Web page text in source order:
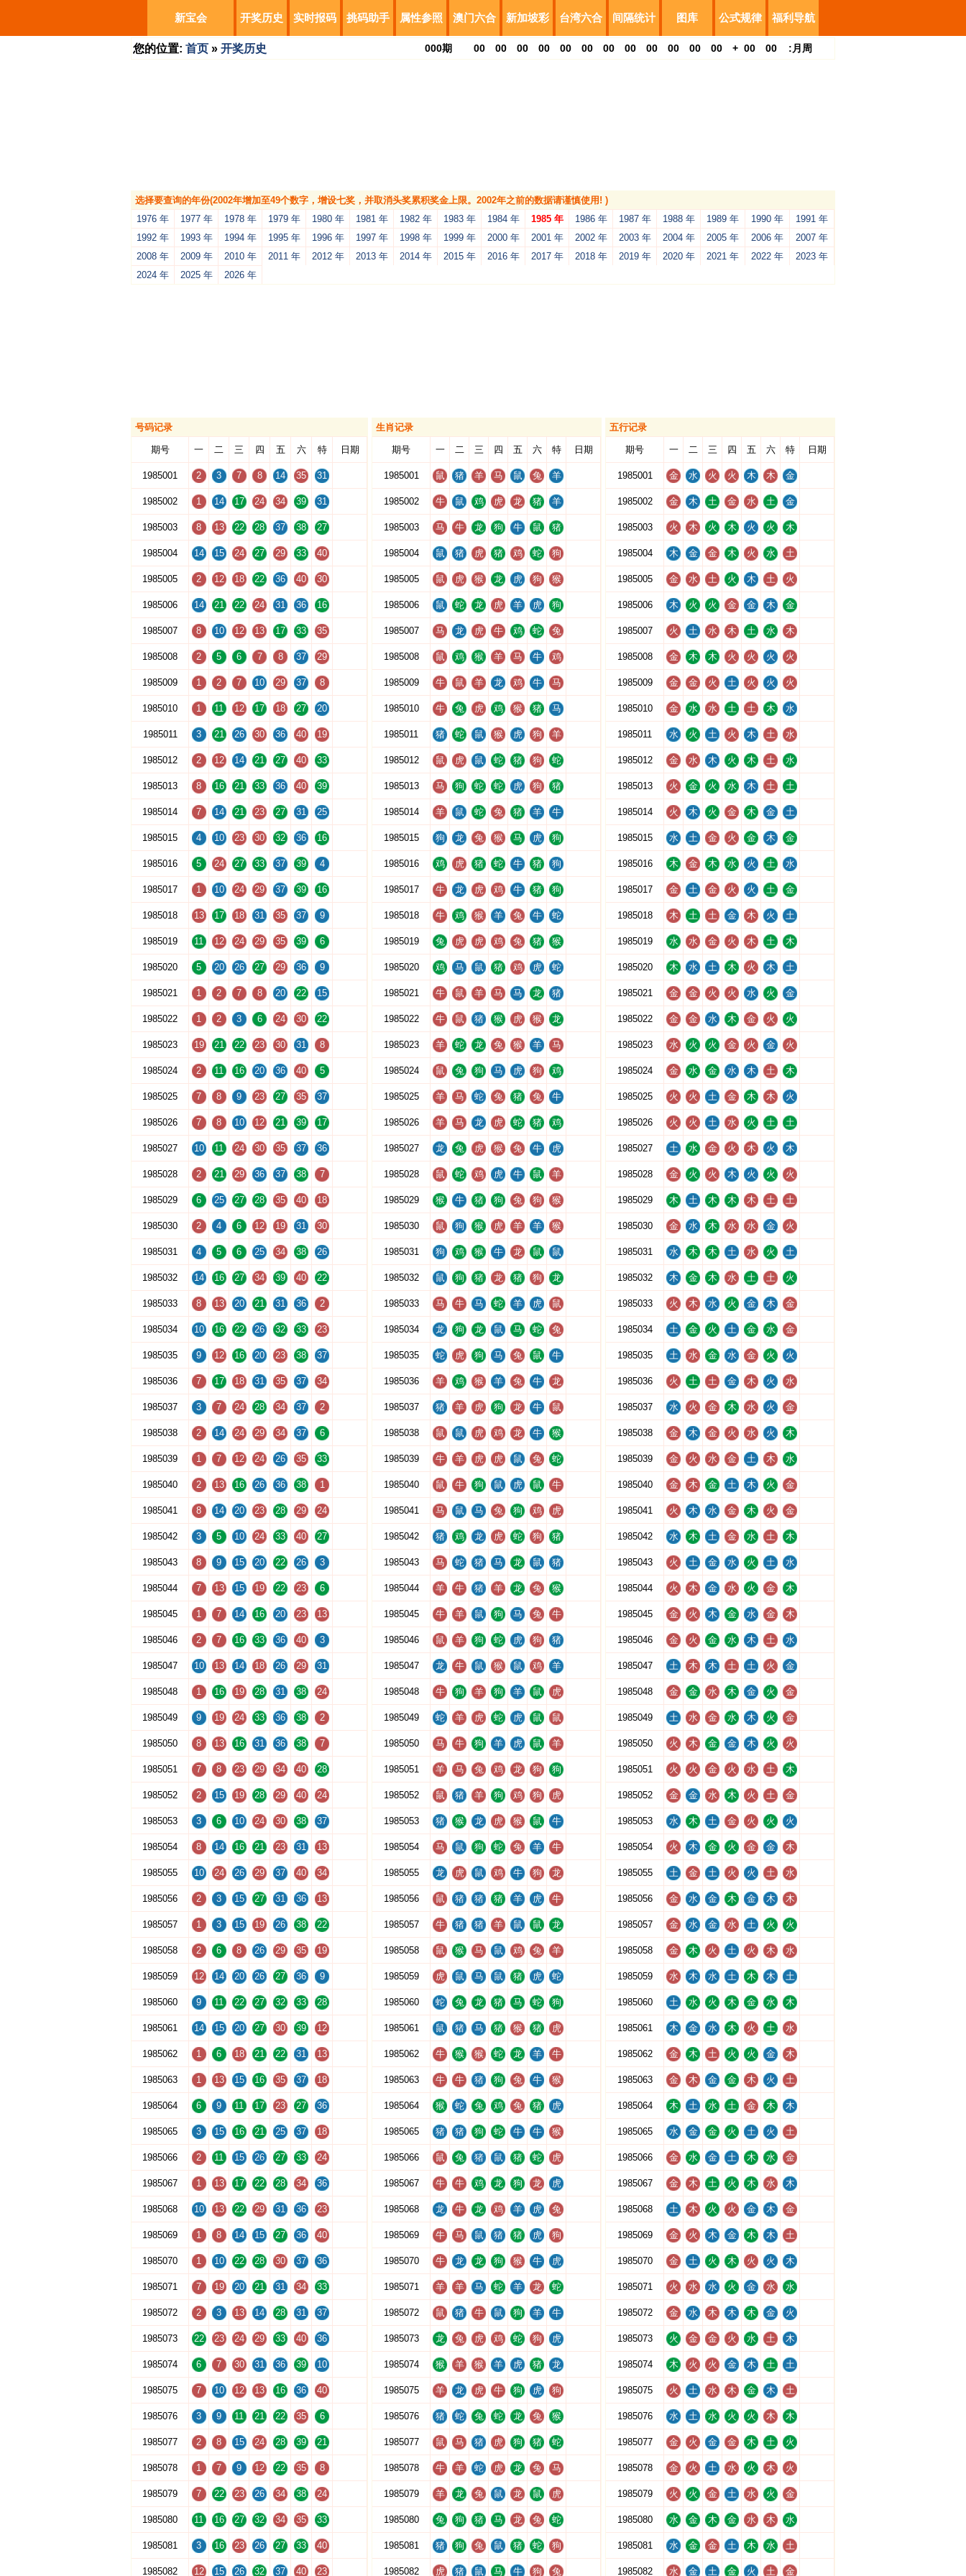
新宝会 开奖历史 实时报码 挑码助手 属性参照 澳门六合 新加坡彩 台湾六合 间隔统计 图库 公式规律 福利导航
您的位置: 首页 » 开奖历史 000期 00 00 00 00 00 00 00 00 00 00 00 00 + 00 00 : 月 周
选择要查询的年份(2002年增加至49个数字，增设七奖，并取消头奖累积奖金上限。2002年之前的数据请谨慎使用! )
1976 年
1977 年 1978 年 1979 年 1980 年 1981 年 1982 年 1983 年 1984 年 1985 年 1986 年 1987 年 1988 年 1989 年 1990 年
1991 年
1992 年
1993 年 1994 年 1995 年 1996 年 1997 年 1998 年 1999 年 2000 年 2001 年 2002 年 2003 年 2004 年 2005 年 2006 年
2007 年
2008 年
2009 年 2010 年 2011 年 2012 年 2013 年 2014 年 2015 年 2016 年 2017 年 2018 年 2019 年 2020 年 2021 年 2022 年
2023 年
2024 年
2025 年 2026 年
号码记录
期号 一 二 三 四 五 六 特 日期
1985001 2 3 7 8 14 35 31
1985002 1 14 17 24 34 39 31
1985003 8 13 22 28 37 38 27
1985004 14 15 24 27 29 33 40
1985005 2 12 18 22 36 40 30
1985006 14 21 22 24 31 36 16
1985007 8 10 12 13 17 33 35
1985008 2 5 6 7 8 37 29
1985009 1 2 7 10 29 37 8
1985010 1 11 12 17 18 27 20
1985011 3 21 26 30 36 40 19
1985012 2 12 14 21 27 40 33
1985013 8 16 21 33 36 40 39
1985014 7 14 21 23 27 31 25
1985015 4 10 23 30 32 36 16
1985016 5 24 27 33 37 39 4
1985017 1 10 24 29 37 39 16
1985018 13 17 18 31 35 37 9
1985019 11 12 24 29 35 39 6
1985020 5 20 26 27 29 36 9
1985021 1 2 7 8 20 22 15
1985022 1 2 3 6 24 30 22
1985023 19 21 22 23 30 31 8
1985024 2 11 16 20 36 40 5
1985025 7 8 9 23 27 35 37
1985026 7 8 10 12 21 39 17
1985027 10 11 24 30 35 37 36
1985028 2 21 29 36 37 38 7
1985029 6 25 27 28 35 40 18
1985030 2 4 6 12 19 31 30
1985031 4 5 6 25 34 38 26
1985032 14 16 27 34 39 40 22
1985033 8 13 20 21 31 36 2
1985034 10 16 22 26 32 33 23
1985035 9 12 16 20 23 38 37
1985036 7 17 18 31 35 37 34
1985037 3 7 24 28 34 37 2
1985038 2 14 24 29 34 37 6
1985039 1 7 12 24 26 35 33
1985040 2 13 16 26 36 38 1
1985041 8 14 20 23 28 29 24
1985042 3 5 10 24 33 40 27
1985043 8 9 15 20 22 26 3
1985044 7 13 15 19 22 23 6
1985045 1 7 14 16 20 23 13
1985046 2 7 16 33 36 40 3
1985047 10 13 14 18 26 29 31
1985048 1 16 19 28 31 38 24
1985049 9 19 24 33 36 38 2
1985050 8 13 16 31 36 38 7
1985051 7 8 23 29 34 40 28
1985052 2 15 19 28 29 40 24
1985053 3 6 10 24 30 38 37
1985054 8 14 16 21 23 31 13
1985055 10 24 26 29 37 40 34
1985056 2 3 15 27 31 36 13
1985057 1 3 15 19 26 38 22
1985058 2 6 8 26 29 35 19
1985059 12 14 20 26 27 36 9
1985060 9 11 22 27 32 33 28
1985061 14 15 20 27 30 39 12
1985062 1 6 18 21 22 31 13
1985063 1 13 15 16 35 37 18
1985064 6 9 11 17 23 27 36
1985065 3 15 16 21 25 37 18
1985066 2 11 15 26 27 33 24
1985067 1 13 17 22 28 34 36
1985068 10 13 22 29 31 36 23
1985069 1 8 14 15 27 36 40
1985070 1 10 22 28 30 37 36
1985071 7 19 20 21 31 34 33
1985072 2 3 13 14 28 31 37
1985073 22 23 24 29 33 40 36
1985074 6 7 30 31 36 39 10
1985075 7 10 12 13 16 36 40
1985076 3 9 11 21 22 35 6
1985077 2 8 15 24 28 39 21
1985078 1 7 9 12 22 35 8
1985079 7 22 23 26 34 38 24
1985080 11 16 27 32 34 35 33
1985081 3 16 23 26 27 33 40
1985082 12 15 26 32 37 40 23
生肖记录
期号 一 二 三 四 五 六 特 日期
1985001 鼠 猪 羊 马 鼠 兔 羊
1985002 牛 鼠 鸡 虎 龙 猪 羊
1985003 马 牛 龙 狗 牛 鼠 猪
1985004 鼠 猪 虎 猪 鸡 蛇 狗
1985005 鼠 虎 猴 龙 虎 狗 猴
1985006 鼠 蛇 龙 虎 羊 虎 狗
1985007 马 龙 虎 牛 鸡 蛇 兔
1985008 鼠 鸡 猴 羊 马 牛 鸡
1985009 牛 鼠 羊 龙 鸡 牛 马
1985010 牛 兔 虎 鸡 猴 猪 马
1985011 猪 蛇 鼠 猴 虎 狗 羊
1985012 鼠 虎 鼠 蛇 猪 狗 蛇
1985013 马 狗 蛇 蛇 虎 狗 猪
1985014 羊 鼠 蛇 兔 猪 羊 牛
1985015 狗 龙 兔 猴 马 虎 狗
1985016 鸡 虎 猪 蛇 牛 猪 狗
1985017 牛 龙 虎 鸡 牛 猪 狗
1985018 牛 鸡 猴 羊 兔 牛 蛇
1985019 兔 虎 虎 鸡 兔 猪 猴
1985020 鸡 马 鼠 猪 鸡 虎 蛇
1985021 牛 鼠 羊 马 马 龙 猪
1985022 牛 鼠 猪 猴 虎 猴 龙
1985023 羊 蛇 龙 兔 猴 羊 马
1985024 鼠 兔 狗 马 虎 狗 鸡
1985025 羊 马 蛇 兔 猪 兔 牛
1985026 羊 马 龙 虎 蛇 猪 鸡
1985027 龙 兔 虎 猴 兔 牛 虎
1985028 鼠 蛇 鸡 虎 牛 鼠 羊
1985029 猴 牛 猪 狗 兔 狗 猴
1985030 鼠 狗 猴 虎 羊 羊 猴
1985031 狗 鸡 猴 牛 龙 鼠 鼠
1985032 鼠 狗 猪 龙 猪 狗 龙
1985033 马 牛 马 蛇 羊 虎 鼠
1985034 龙 狗 龙 鼠 马 蛇 兔
1985035 蛇 虎 狗 马 兔 鼠 牛
1985036 羊 鸡 猴 羊 兔 牛 龙
1985037 猪 羊 虎 狗 龙 牛 鼠
1985038 鼠 鼠 虎 鸡 龙 牛 猴
1985039 牛 羊 虎 虎 鼠 兔 蛇
1985040 鼠 牛 狗 鼠 虎 鼠 牛
1985041 马 鼠 马 兔 狗 鸡 虎
1985042 猪 鸡 龙 虎 蛇 狗 猪
1985043 马 蛇 猪 马 龙 鼠 猪
1985044 羊 牛 猪 羊 龙 兔 猴
1985045 牛 羊 鼠 狗 马 兔 牛
1985046 鼠 羊 狗 蛇 虎 狗 猪
1985047 龙 牛 鼠 猴 鼠 鸡 羊
1985048 牛 狗 羊 狗 羊 鼠 虎
1985049 蛇 羊 虎 蛇 虎 鼠 鼠
1985050 马 牛 狗 羊 虎 鼠 羊
1985051 羊 马 兔 鸡 龙 狗 狗
1985052 鼠 猪 羊 狗 鸡 狗 虎
1985053 猪 猴 龙 虎 猴 鼠 牛
1985054 马 鼠 狗 蛇 兔 羊 牛
1985055 龙 虎 鼠 鸡 牛 狗 龙
1985056 鼠 猪 猪 猪 羊 虎 牛
1985057 牛 猪 猪 羊 鼠 鼠 龙
1985058 鼠 猴 马 鼠 鸡 兔 羊
1985059 虎 鼠 马 鼠 猪 虎 蛇
1985060 蛇 兔 龙 猪 马 蛇 狗
1985061 鼠 猪 马 猪 猴 猪 虎
1985062 牛 猴 猴 蛇 龙 羊 牛
1985063 牛 牛 猪 狗 兔 牛 猴
1985064 猴 蛇 兔 鸡 兔 猪 虎
1985065 猪 猪 狗 蛇 牛 牛 猴
1985066 鼠 兔 猪 鼠 猪 蛇 虎
1985067 牛 牛 鸡 龙 狗 龙 虎
1985068 龙 牛 龙 鸡 羊 虎 兔
1985069 牛 马 鼠 猪 猪 虎 狗
1985070 牛 龙 龙 狗 猴 牛 虎
1985071 羊 羊 马 蛇 羊 龙 蛇
1985072 鼠 猪 牛 鼠 狗 羊 牛
1985073 龙 兔 虎 鸡 蛇 狗 虎
1985074 猴 羊 猴 羊 虎 猪 龙
1985075 羊 龙 虎 牛 狗 虎 狗
1985076 猪 蛇 兔 蛇 龙 兔 猴
1985077 鼠 马 猪 虎 狗 猪 蛇
1985078 牛 羊 蛇 虎 龙 兔 马
1985079 羊 龙 兔 鼠 龙 鼠 虎
1985080 兔 狗 猪 马 龙 兔 蛇
1985081 猪 狗 兔 鼠 猪 蛇 狗
1985082 虎 猪 鼠 马 牛 狗 兔
五行记录
期号 一 二 三 四 五 六 特 日期
1985001 金 水 火 火 木 木 金
1985002 金 木 土 金 水 土 金
1985003 火 木 火 木 火 火 木
1985004 木 金 金 木 火 水 土
1985005 金 水 土 火 木 土 火
1985006 木 火 火 金 金 木 金
1985007 火 土 水 木 土 水 木
1985008 金 木 木 火 火 火 火
1985009 金 金 火 土 火 火 火
1985010 金 水 水 土 土 木 水
1985011 水 火 土 火 木 土 水
1985012 金 水 木 火 木 土 水
1985013 火 金 火 水 木 土 土
1985014 火 木 火 金 木 金 土
1985015 水 土 金 火 金 木 金
1985016 木 金 木 水 火 土 水
1985017 金 土 金 火 火 土 金
1985018 木 土 土 金 木 火 土
1985019 水 水 金 火 木 土 木
1985020 木 水 土 木 火 木 土
1985021 金 金 火 火 水 火 金
1985022 金 金 水 木 金 火 火
1985023 水 火 火 金 火 金 火
1985024 金 水 金 水 木 土 木
1985025 火 火 土 金 木 木 火
1985026 火 火 土 水 火 土 土
1985027 土 水 金 火 木 火 木
1985028 金 火 火 木 火 火 火
1985029 木 土 木 木 木 土 土
1985030 金 水 木 水 水 金 火
1985031 水 木 木 土 水 火 土
1985032 木 金 木 水 土 土 火
1985033 火 木 水 火 金 木 金
1985034 土 金 火 土 金 水 金
1985035 土 水 金 水 金 火 火
1985036 火 土 土 金 木 火 水
1985037 水 火 金 木 水 火 金
1985038 金 木 金 火 水 火 木
1985039 金 火 水 金 土 木 水
1985040 金 木 金 土 木 火 金
1985041 火 木 水 金 木 火 金
1985042 水 木 土 金 水 土 木
1985043 火 土 金 水 火 土 水
1985044 火 木 金 水 火 金 木
1985045 金 火 木 金 水 金 木
1985046 金 火 金 水 木 土 水
1985047 土 木 木 土 土 火 金
1985048 金 金 水 木 金 火 金
1985049 土 水 金 水 木 火 金
1985050 火 木 金 金 木 火 火
1985051 火 火 金 火 水 土 木
1985052 金 金 水 木 火 土 金
1985053 水 木 土 金 火 火 火
1985054 火 木 金 火 金 金 木
1985055 土 金 土 火 火 土 水
1985056 金 水 金 木 金 木 木
1985057 金 水 金 水 土 火 火
1985058 金 木 火 土 火 木 水
1985059 水 木 水 土 木 木 土
1985060 土 水 火 木 金 水 木
1985061 木 金 水 木 火 土 水
1985062 金 木 土 火 火 金 木
1985063 金 木 金 金 木 火 土
1985064 木 土 水 土 金 木 木
1985065 水 金 金 火 土 火 土
1985066 金 水 金 土 木 水 金
1985067 金 木 土 火 木 水 木
1985068 土 木 火 火 金 木 金
1985069 金 火 木 金 木 木 土
1985070 金 土 火 木 火 火 木
1985071 火 水 水 火 金 水 水
1985072 金 水 木 木 木 金 火
1985073 火 金 金 火 水 土 木
1985074 木 火 火 金 木 土 土
1985075 火 土 水 木 金 木 土
1985076 水 土 水 火 火 木 木
1985077 金 火 金 金 木 土 火
1985078 金 火 土 水 火 木 火
1985079 火 火 金 土 水 火 金
1985080 水 金 木 金 水 木 水
1985081 水 金 金 土 木 水 土
1985082 水 金 土 金 火 土 金